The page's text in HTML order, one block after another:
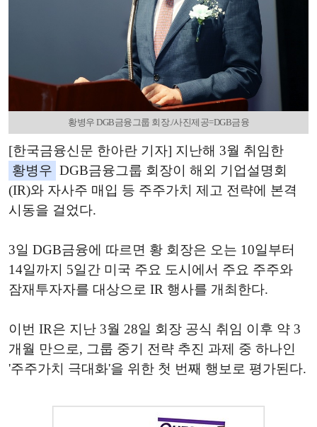
황병우 DGB금융그룹 회장./사진제공=DGB금융
[한국금융신문 한아란 기자] 지난해 3월 취임한
황병우 DGB금융그룹 회장이 해외 기업설명회
(IR)와 자사주 매입 등 주주가치 제고 전략에 본격
시동을 걸었다.
3일 DGB금융에 따르면 황 회장은 오는 10일부터
14일까지 5일간 미국 주요 도시에서 주요 주주와
잠재투자자를 대상으로 IR 행사를 개최한다.
이번 IR은 지난 3월 28일 회장 공식 취임 이후 약 3
개월 만으로, 그룹 중기 전략 추진 과제 중 하나인
'주주가치 극대화'을 위한 첫 번째 행보로 평가된다.